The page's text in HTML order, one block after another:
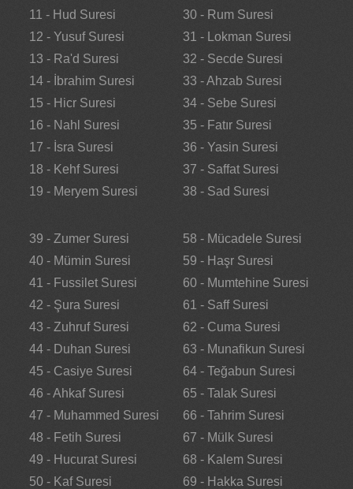
11 - Hud Suresi
12 - Yusuf Suresi
13 - Ra'd Suresi
14 - İbrahim Suresi
15 - Hicr Suresi
16 - Nahl Suresi
17 - İsra Suresi
18 - Kehf Suresi
19 - Meryem Suresi
30 - Rum Suresi
31 - Lokman Suresi
32 - Secde Suresi
33 - Ahzab Suresi
34 - Sebe Suresi
35 - Fatır Suresi
36 - Yasin Suresi
37 - Saffat Suresi
38 - Sad Suresi
39 - Zumer Suresi
40 - Mümin Suresi
41 - Fussilet Suresi
42 - Şura Suresi
43 - Zuhruf Suresi
44 - Duhan Suresi
45 - Casiye Suresi
46 - Ahkaf Suresi
47 - Muhammed Suresi
48 - Fetih Suresi
49 - Hucurat Suresi
50 - Kaf Suresi
58 - Mücadele Suresi
59 - Haşr Suresi
60 - Mumtehine Suresi
61 - Saff Suresi
62 - Cuma Suresi
63 - Munafikun Suresi
64 - Teğabun Suresi
65 - Talak Suresi
66 - Tahrim Suresi
67 - Mülk Suresi
68 - Kalem Suresi
69 - Hakka Suresi